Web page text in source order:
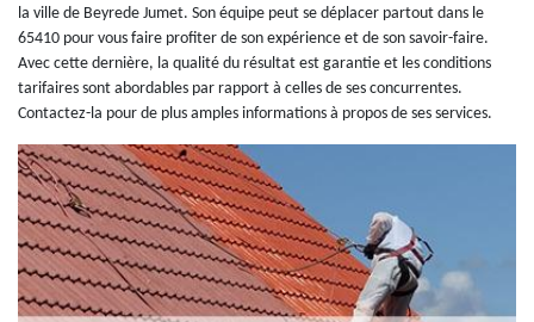
la ville de Beyrede Jumet. Son équipe peut se déplacer partout dans le
65410 pour vous faire profiter de son expérience et de son savoir-faire.
Avec cette dernière, la qualité du résultat est garantie et les conditions
tarifaires sont abordables par rapport à celles de ses concurrentes.
Contactez-la pour de plus amples informations à propos de ses services.